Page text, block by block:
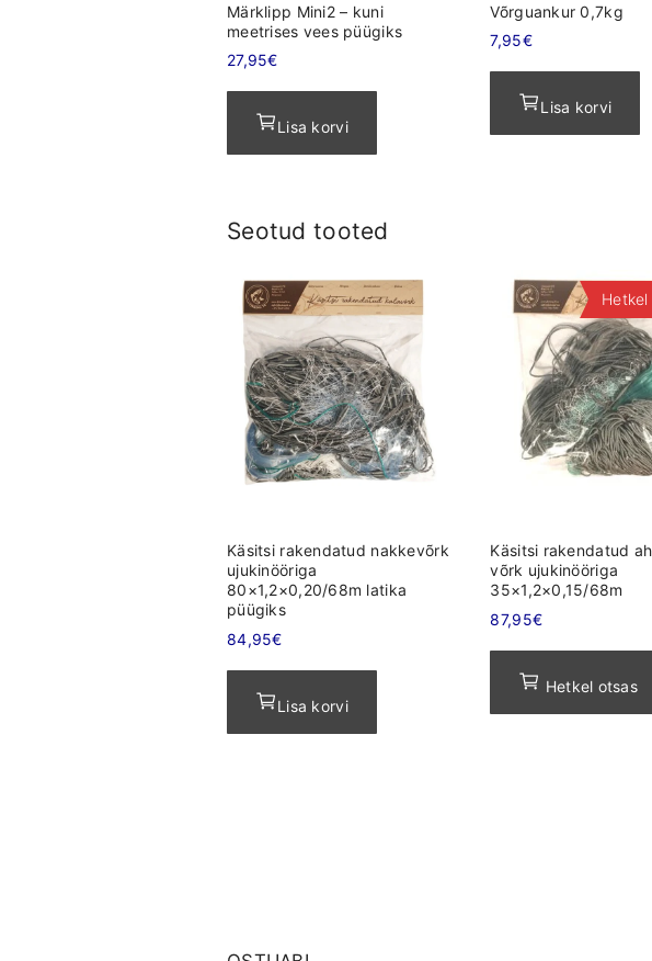
Märklipp Mini2 – kuni
meetrises vees püügiks
27,95€
Lisa korvi
Võrguankur 0,7kg
7,95€
Lisa korvi
Seotud tooted
Käsitsi rakendatud nakkevõrk
ujukinööriga
80×1,2×0,20/68m latika
püügiks
84,95€
Lisa korvi
Käsitsi rakendatud
võrk ujukinööriga
35×1,2×0,15/68m
87,95€
Hetkel otsas